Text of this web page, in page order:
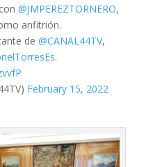
con @JMPEREZTORNERO,
anfitrión.
de @CANAL44TV,
.
February 15, 2022